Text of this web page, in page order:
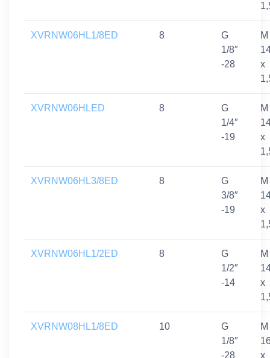
XVRNW06HL1/8ED 8
G
1/8″
-28
M
x
XVRNW06HLED 8
G
1/4″
-19
M
x
XVRNW06HL3/8ED 8
G
3/8″
-19
M
x
XVRNW06HL1/2ED 8
G
1/2″
-14
M
x
XVRNW08HL1/8ED 10
G
1/8″
-28
M
x